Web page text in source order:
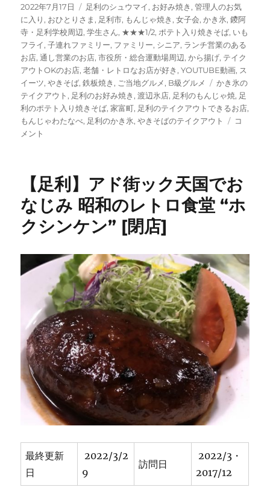
投
稿
日:
2022年7月17日
カ
テ
ゴ
リ
ー
足利のシュウマイ, お好み焼き ,管理人のお気
に入り , おひとりさま , 足利市, もんじゃ焼き ,女子会,かき氷,鑁阿
寺・足利学校周辺,学生さん, ★★★1/2, ポテト入り焼きそば, いも
フライ,子連れファミリー, ファミリー, シニア, ランチ営業のある
お店,通し営業のお店,市役所・総合運動場周辺,から揚げ, テイク
アウトOKのお店,老舗・レトロなお店が好き ,YOUTUBE動画, ス
イーツ,やきそば,鉄板焼き , ご当地グルメ, B級グルメ
タ
グ
かき氷の
テイクアウト , 足利のお好み焼き ,渡辺氷店, 足利のもんじゃ焼, 足
利のポテト入り焼きそば,家富町, 足利のテイクアウトできるお店,
もんじゃわたなべ, 足利のかき氷,やきそばのテイクアウト
【足
ん
じ
ゃ
べ）
学
生
さ
ん
も
フ
ァ
ミ
リ
ん
コ
メント
【足利】アド街ック天国でお
なじみ 昭和のレトロ食堂 “ホ
クシンケン” [閉店]
最終更新
日
2022/3/2
9
訪問日
2022/3・
2017/12